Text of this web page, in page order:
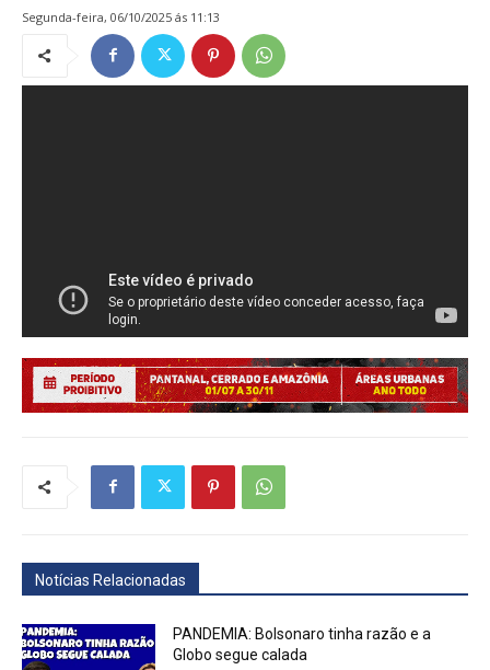
segunda-feira, 06/10/2025 ás 11:13
Notícias Relacionadas
PANDEMIA: Bolsonaro tinha razão e a
Globo segue calada